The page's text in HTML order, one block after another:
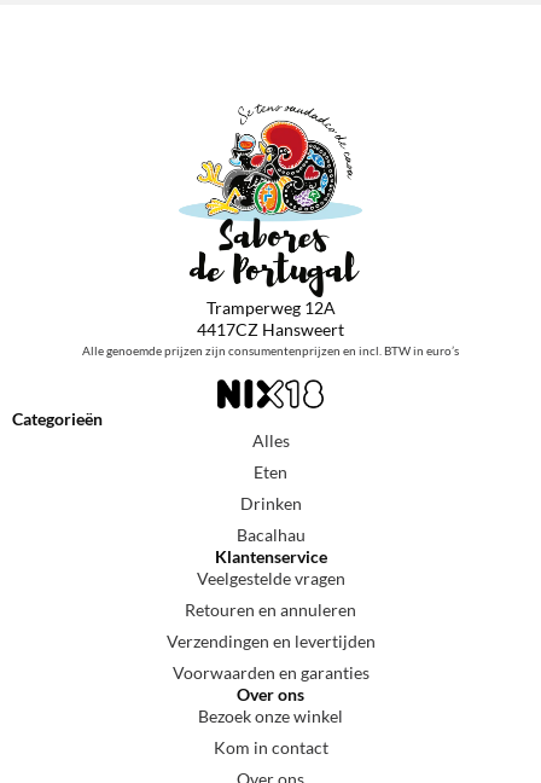
Tramperweg 12A
4417CZ Hansweert
Alle genoemde prijzen zijn consumentenprijzen en incl. BTW in euro’s
Categorieën
Alles
Eten
Drinken
Bacalhau
Klantenservice
Veelgestelde vragen
Retouren en annuleren
Verzendingen en levertijden
Voorwaarden en garanties
Over ons
Bezoek onze winkel
Kom in contact